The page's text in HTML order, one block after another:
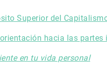
Superior del
hacia las
en tu vida personal